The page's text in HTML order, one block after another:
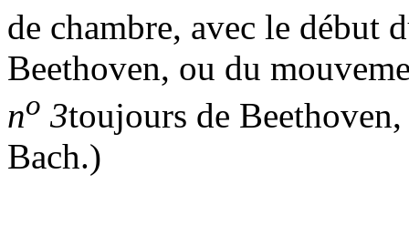
de chambre, avec le début
Beethoven, ou du
no 3toujours de
Bach.)